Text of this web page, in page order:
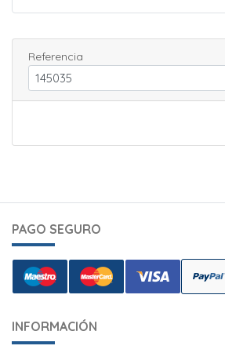
Referencia
PAGO SEGURO
INFORMACIÓN